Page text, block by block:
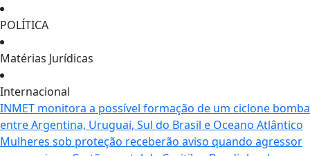
POLÍTICA
Matérias Jurídicas
Internacional
INMET monitora a possível formação de um ciclone bomba
entre Argentina, Uruguai, Sul do Brasil e Oceano Atlântico
Mulheres sob proteção receberão aviso quando agressor